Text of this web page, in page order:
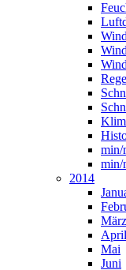
Wind
min/
min/
2014
März
April
Mai
Juni